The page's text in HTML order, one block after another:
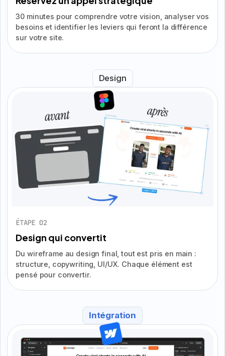
30 minutes pour comprendre votre vision, analyser vos
besoins et identifier les leviers qui feront la différence
sur votre site.
Design
ÉTAPE 02
Design qui convertit
Du wireframe au design final, tout est pris en main :
structure, copywriting, UI/UX. Chaque élément est
pensé pour convertir.
Intégration